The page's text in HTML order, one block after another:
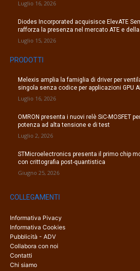
Luglio 16, 2026
Diodes Incorporated acquisisce ElevATE
rafforza la presenza nel mercato ATE e
Luglio 15, 2026
PRODOTTI
Melexis amplia la famiglia di driver per
singola senza codice per applicazioni GPU AI
Luglio 16, 2026
OMRON presenta i nuovi relè SiC-MOSFET
potenza ad alta tensione e di test
Luglio 2, 2026
STMicroelectronics presenta il primo chip
con crittografia post-quantistica
Giugno 25, 2026
COLLEGAMENTI
Informativa Pivacy
Informativa Cookies
Pubblicità - ADV
Collabora con noi
Contatti
Chi siamo